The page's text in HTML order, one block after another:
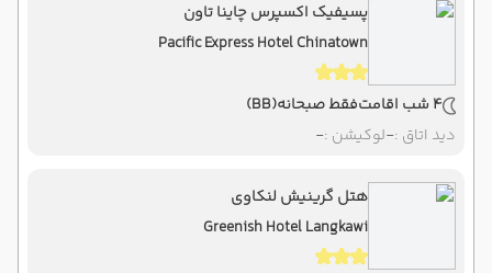
پسیفیک اکسپرس چاینا تاون
Pacific Express Hotel Chinatown
4 شب اقامت فقط صبحانه(BB)
دید اتاق :-لوکیشن :-
هتل گرینیش لنکاوی
Greenish Hotel Langkawi